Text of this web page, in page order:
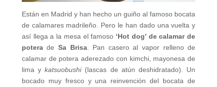
Están en Madrid y han hecho un guiño al famoso bocata
de calamares madrileño. Pero le han dado una vuelta y
así llega a la mesa el famoso ‘Hot dog’ de calamar de
poteradeSa Brisa. Pan casero al vapor relleno de
calamar de potera aderezado con kimchi, mayonesa de
lima ykatsuobushi(lascas de atún deshidratado). Un
bocado muy fresco y una reinvención del bocata de